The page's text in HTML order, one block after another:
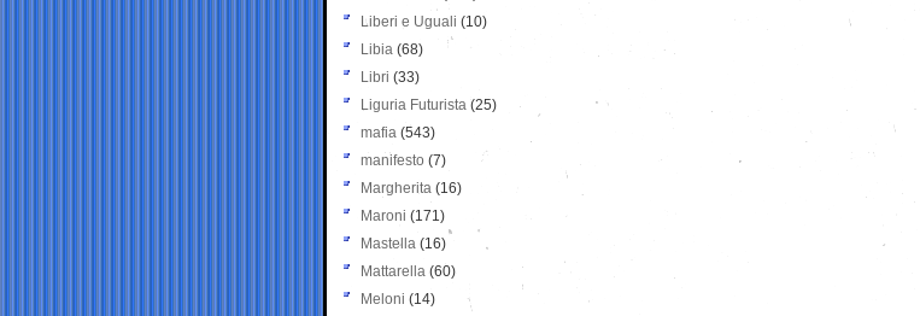
Liberi e Uguali (10)
Libia (68)
Libri (33)
Liguria Futurista (25)
mafia (543)
manifesto (7)
Margherita (16)
Maroni (171)
Mastella (16)
Mattarella (60)
Meloni (14)